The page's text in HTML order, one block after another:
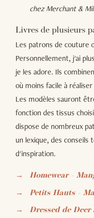
chez Merchant &
Livres de plusieurs
Les patrons de couture
Personnellement, j'ai
je les adore. Ils
où moins facile à
Les modèles sauront
fonction des tissus
dispose de nombreux
un lexique, des conseils
d'inspiration.
Homewear -
Petits Hauts -
Dressed de Deer